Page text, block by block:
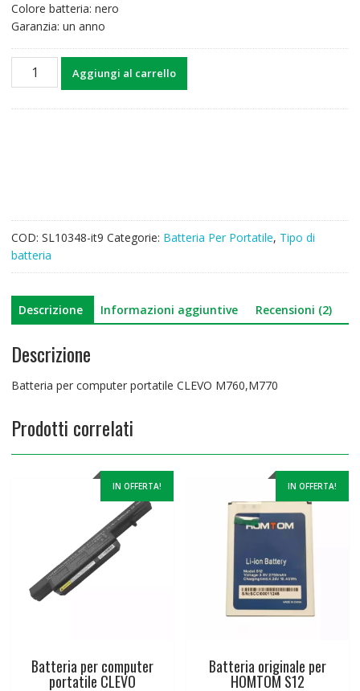
Colore batteria: nero
Garanzia: un anno
Batteria
Aggiungi al carrello
COD: SL10348-it9 Categorie: Batteria Per Portatile, Tipo di
batteria
Descrizione Informazioni aggiuntive Recensioni (2)
Descrizione
Batteria per computer portatile CLEVO M760,M770
Prodotti correlati
IN OFFERTA!
Batteria per computer
portatile CLEVO
IN OFFERTA!
Batteria originale per
HOMTOM S12